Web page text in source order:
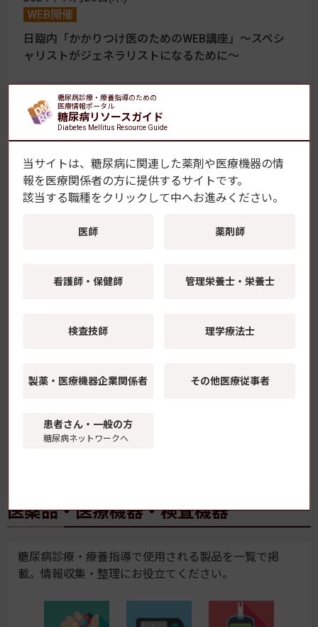
WEB開催
日臨内「かかりつけ医のためのWEB講座」〜スペシ
ャリストがジェネラリストになるために〜
2024年11月28日(木) 〜 2024年12月1日(日)
大阪
第71回日本臨床検査医学会学術集会
2024年11月26日(火)
東京
埼玉
医薬品・医療機器・検査機器
糖尿病診療・療養指導で使用される製品を一覧で掲
載。情報収集・整理にお役立てください。
糖尿病診療・療養指導のための
医療情報ポータル
糖尿病リソースガイド
Diabetes Mellitus Resource Guide
当サイトは、糖尿病に関連した薬剤や医療機器の情
報を医療関係者の方に提供するサイトです。
該当する職種をクリックして中へお進みください。
医師 薬剤師
看護師・保健師 管理栄養士・栄養士
検査技師 理学療法士
製薬・医療機器企業関係者 その他医療従事者
患者さん・一般の方
糖尿病ネットワークへ